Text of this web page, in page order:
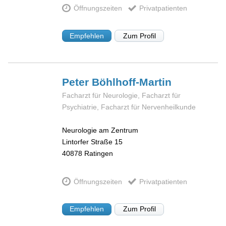
Öffnungszeiten Privatpatienten
Empfehlen Zum Profil
Peter Böhlhoff-Martin
Facharzt für Neurologie, Facharzt für
Psychiatrie, Facharzt für Nervenheilkunde
Neurologie am Zentrum
Lintorfer Straße 15
40878 Ratingen
Öffnungszeiten Privatpatienten
Empfehlen Zum Profil